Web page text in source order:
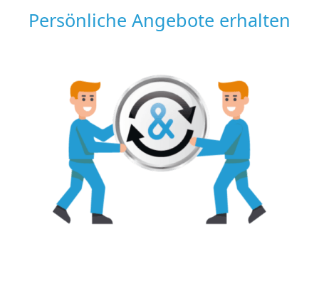
Persönliche Angebote erhalten